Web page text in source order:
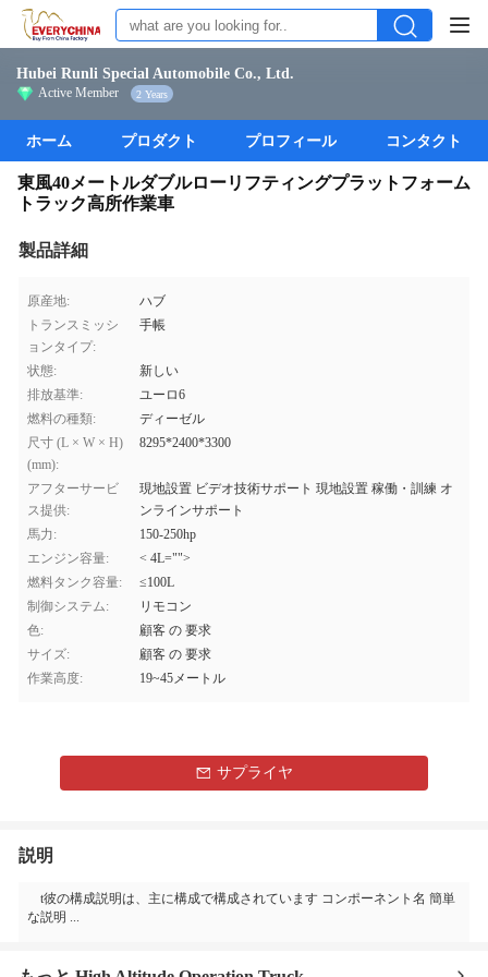
Hubei Runli Special Automobile Co., Ltd.
Active Member 2 Years
ホーム プロダクト プロフィール コンタクト
東風40メートルダブルローリフティングプラットフォーム
トラック高所作業車
製品詳細
原産地:
ハブ
トランスミッシ
ョンタイプ:
手帳
状態:
新しい
排放基準:
ユーロ6
燃料の種類:
ディーゼル
尺寸 (L × W × H)
(mm):
8295*2400*3300
アフターサービ
ス提供:
現地設置 ビデオ技術サポート 現地設置 稼働・訓練 オ
ンラインサポート
馬力:
150-250hp
エンジン容量:
< 4L="">
燃料タンク容量:
≤100L
制御システム:
リモコン
色:
顧客 の 要求
サイズ:
顧客 の 要求
作業高度:
19~45メートル
サプライヤ
説明
t彼の構成説明は、主に構成で構成されています コンポーネント名 簡単
な説明 ...